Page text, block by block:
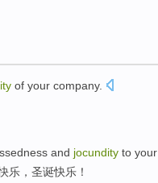
of your company.
and jocundity to your
乐 ， 圣诞快乐！